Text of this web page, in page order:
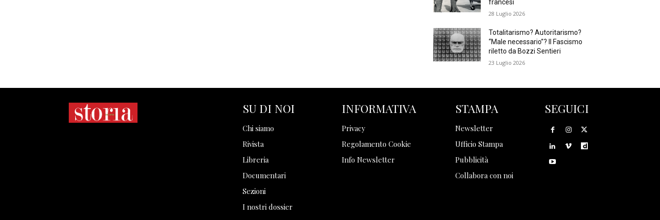
francesi
28 Luglio 2026
Totalitarismo? Autoritarismo?
“Male necessario”? Il Fascismo
riletto da Bozzi Sentieri
23 Luglio 2026
SU DI NOI
Chi siamo
Rivista
Libreria
Documentari
Sezioni
I nostri dossier
INFORMATIVA
Privacy
Regolamento Cookie
Info Newsletter
STAMPA
Newsletter
Ufficio Stampa
Pubblicità
Collabora con noi
SEGUICI